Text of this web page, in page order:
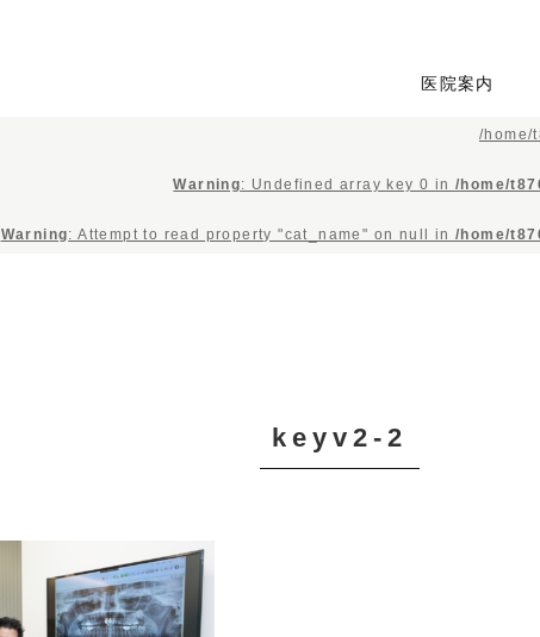
医院案内
初めての方へ
スタッフ紹介/home/
Warning: Undefined array key 0 in /home/
Warning: Attempt to read property "cat_name" on null in /home/
keyv2-2